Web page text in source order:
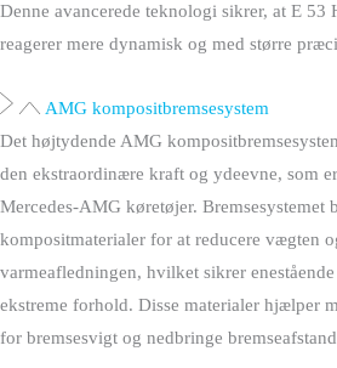
Denne avancerede teknologi sikrer, at E
reagerer mere dynamisk og med større
AMG kompositbremsesystem
Det højtydende AMG
den ekstraordinære kraft og ydeevne, som
Mercedes-AMG køretøjer. Bremsesystemet
kompositmaterialer for at reducere vægten
varmeafledningen, hvilket sikrer
ekstreme forhold. Disse materialer hjælper
for bremsesvigt og nedbringe